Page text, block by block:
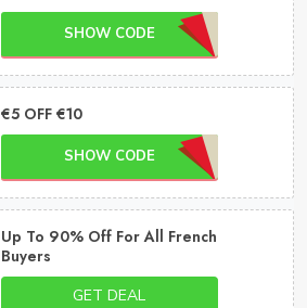
SHOW CODE
€5 OFF €10
SHOW CODE
Up To 90% Off For All French
Buyers
GET DEAL